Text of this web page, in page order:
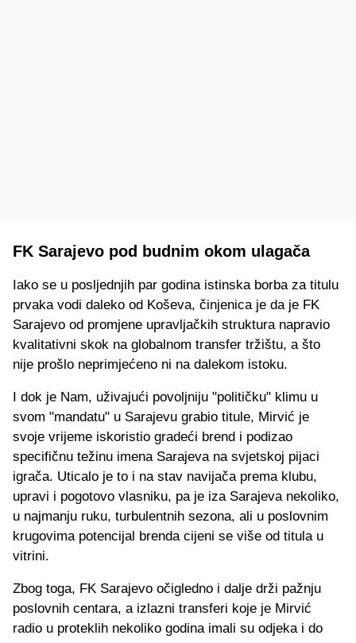
FK Sarajevo pod budnim okom ulagača
Iako se u posljednjih par godina istinska borba za titulu
prvaka vodi daleko od Koševa, činjenica je da je FK
Sarajevo od promjene upravljačkih struktura napravio
kvalitativni skok na globalnom transfer tržištu, a što
nije prošlo neprimjećeno ni na dalekom istoku.
I dok je Nam, uživajući povoljniju "političku" klimu u
svom "mandatu" u Sarajevu grabio titule, Mirvić je
svoje vrijeme iskoristio gradeći brend i podizao
specifičnu težinu imena Sarajeva na svjetskoj pijaci
igrača. Uticalo je to i na stav navijača prema klubu,
upravi i pogotovo vlasniku, pa je iza Sarajeva nekoliko,
u najmanju ruku, turbulentnih sezona, ali u poslovnim
krugovima potencijal brenda cijeni se više od titula u
vitrini.
Zbog toga, FK Sarajevo očigledno i dalje drži pažnju
poslovnih centara, a izlazni transferi koje je Mirvić
radio u proteklih nekoliko godina imali su odjeka i do